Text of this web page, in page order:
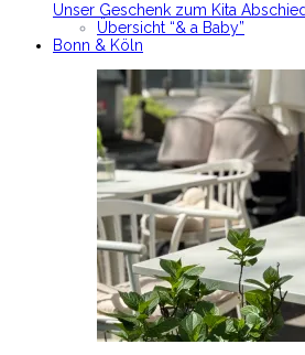
Unser Geschenk zum Kita Abschied
Übersicht “& a Baby”
Bonn & Köln